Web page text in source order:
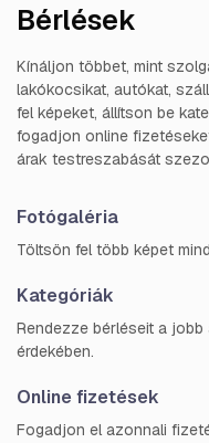
Bérlések
Kínáljon többet, mint
lakókocsikat, autókat,
fel képeket, állítson be
fogadjon online
árak testreszabását
Fotógaléria
Töltsön fel több képet
Kategóriák
Rendezze bérléseit a
érdekében.
Online fizetések
Fogadjon el azonnali